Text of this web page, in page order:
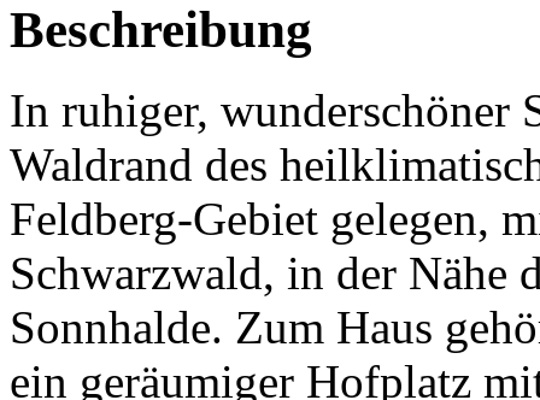
Beschreibung
In ruhiger, wunderschöner
Waldrand des
Feldberg-Gebiet gelegen,
Schwarzwald, in der Nähe
Sonnhalde. Zum Haus
ein geräumiger Hofplatz